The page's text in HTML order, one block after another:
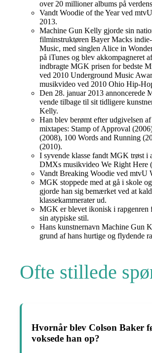
over 20 millioner albums på
Vandt Woodie of the Year ved
2013.
Machine Gun Kelly gjorde sin
filminstruktøren Bayer Macks
Music, med singlen Alice in
på iTunes og blev akkompagneret
indbragte MGK prisen for bedste
ved 2010 Underground Music
musikvideo ved 2010 Ohio Hip-
Den 28. januar 2013 annoncerede
vende tilbage til sit tidligere
Kelly.
Han blev berømt efter udgivelsen
mixtapes: Stamp of Approval
(2008), 100 Words and Running
(2010).
I syvende klasse fandt MGK trøst i
DMXs musikvideo We Right Here
Vandt Breaking Woodie ved mtvU
MGK stoppede med at gå i skole
gjorde han sig bemærket ved at
klassekammerater ud.
MGK er blevet ikonisk i rapgenren
sin atypiske stil.
Hans kunstnernavn Machine Gun
grund af hans hurtige og flydende
Ofte stillede
Hvornår blev Colson Baker
voksede han op?